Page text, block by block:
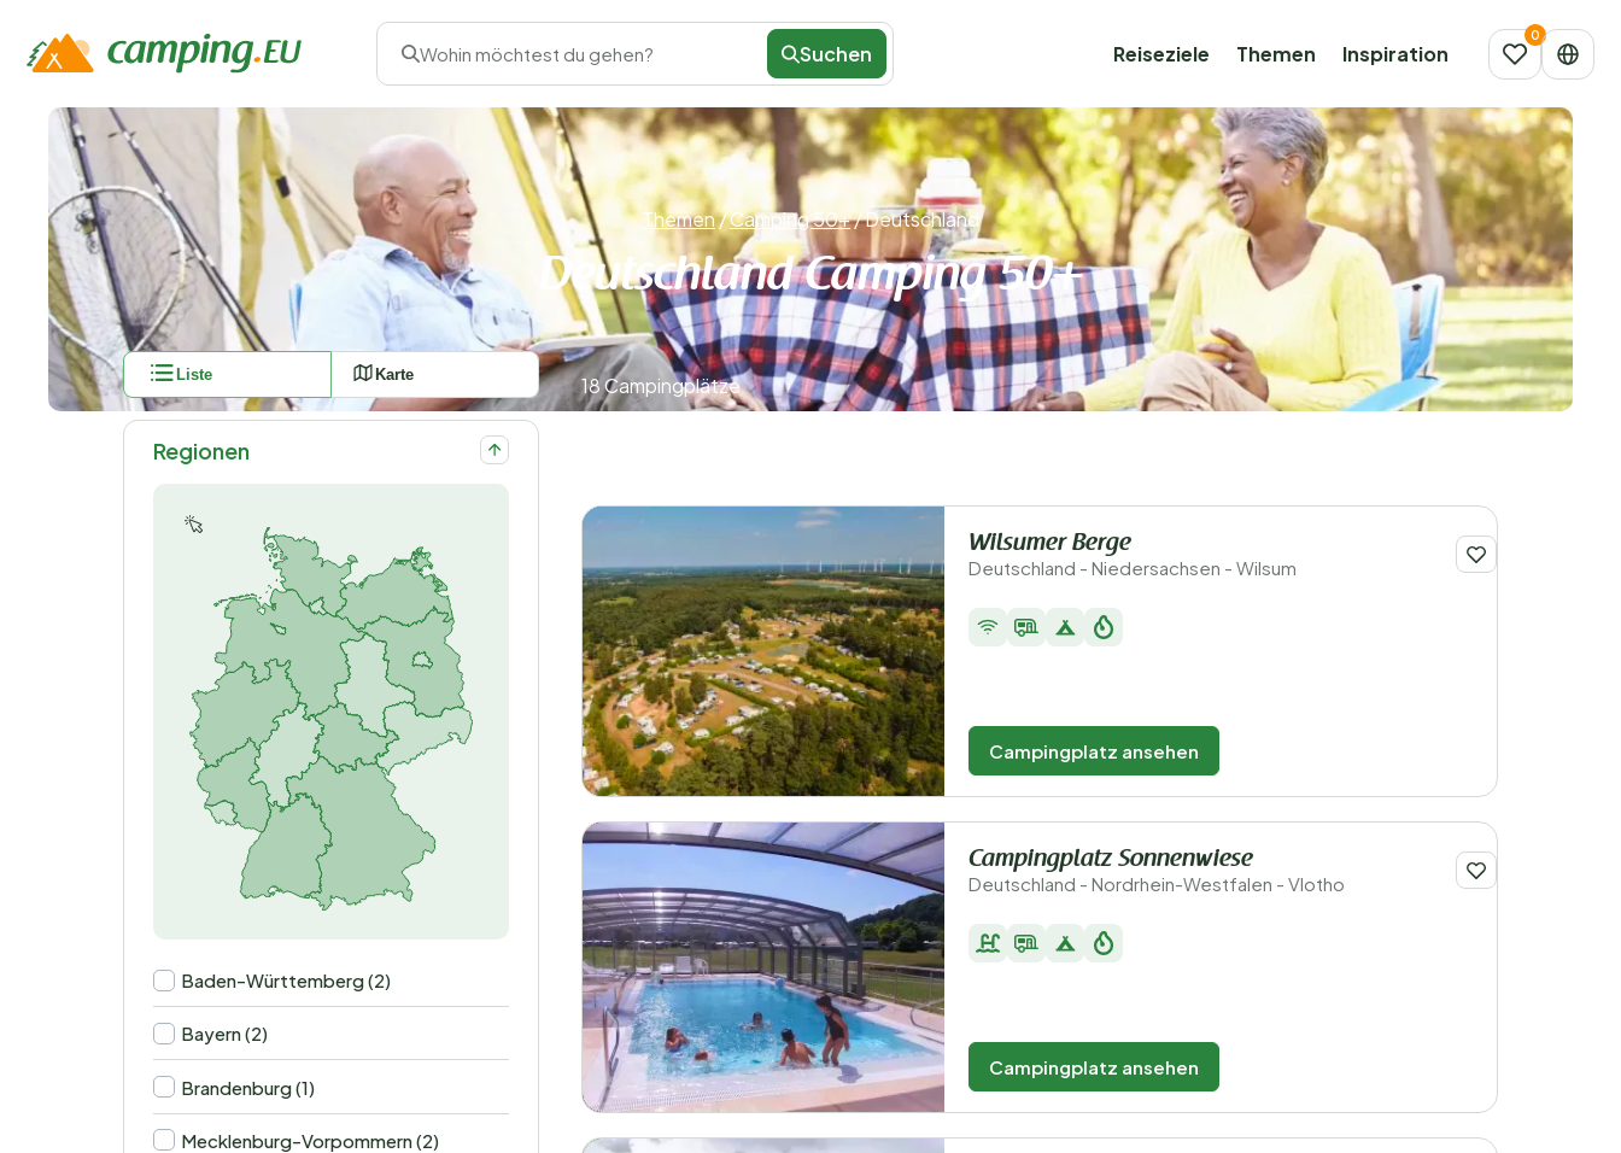
Wohin möchtest du gehen? Suchen Reiseziele Themen Inspiration
Themen/Camping 50+/Deutschland
Deutschland Camping 50+
Liste Karte
Regionen
Baden-Württemberg (2)
Bayern (2)
Brandenburg (1)
Mecklenburg-Vorpommern (2)
18 Campingplätze
Wilsumer Berge
Deutschland - Niedersachsen - Wilsum
Campingplatz ansehen
Campingplatz Sonnenwiese
Deutschland - Nordrhein-Westfalen - Vlotho
Campingplatz ansehen